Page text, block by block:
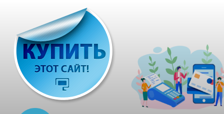
содержимому